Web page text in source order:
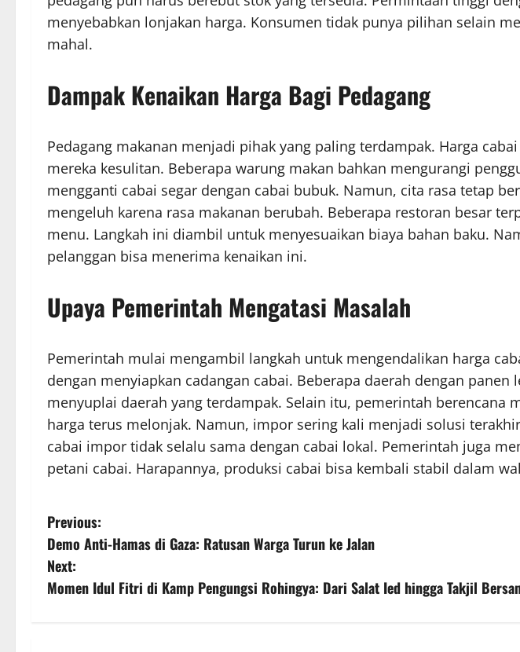
menyebabkan lonjakan harga. Konsumen tidak punya pilihan selain
mahal.
Dampak Kenaikan Harga Bagi Pedagang
Pedagang makanan menjadi pihak yang paling terdampak. Harga
mereka kesulitan. Beberapa warung makan bahkan mengurangi
mengganti cabai segar dengan cabai bubuk. Namun, cita rasa tetap
mengeluh karena rasa makanan berubah. Beberapa restoran besar
menu. Langkah ini diambil untuk menyesuaikan biaya bahan baku.
pelanggan bisa menerima kenaikan ini.
Upaya Pemerintah Mengatasi Masalah
Pemerintah mulai mengambil langkah untuk mengendalikan harga
dengan menyiapkan cadangan cabai. Beberapa daerah dengan panen
menyuplai daerah yang terdampak. Selain itu, pemerintah berencana
harga terus melonjak. Namun, impor sering kali menjadi solusi
cabai impor tidak selalu sama dengan cabai lokal. Pemerintah juga
petani cabai. Harapannya, produksi cabai bisa kembali stabil dalam
P
o
s
Previous:
Demo Anti-Hamas di Gaza: Ratusan Warga Turun ke Jalan
Next:
Momen Idul Fitri di Kamp Pengungsi Rohingya: Dari Salat Ied hingga Takjil